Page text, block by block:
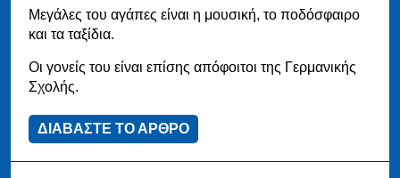
Μεγάλες του αγάπες είναι η μουσική, το ποδόσφαιρο
και τα ταξίδια.
Οι γονείς του είναι επίσης απόφοιτοι της Γερμανικής
Σχολής.
ΔΙΑΒΑΣΤΕ ΤΟ ΑΡΘΡΟ